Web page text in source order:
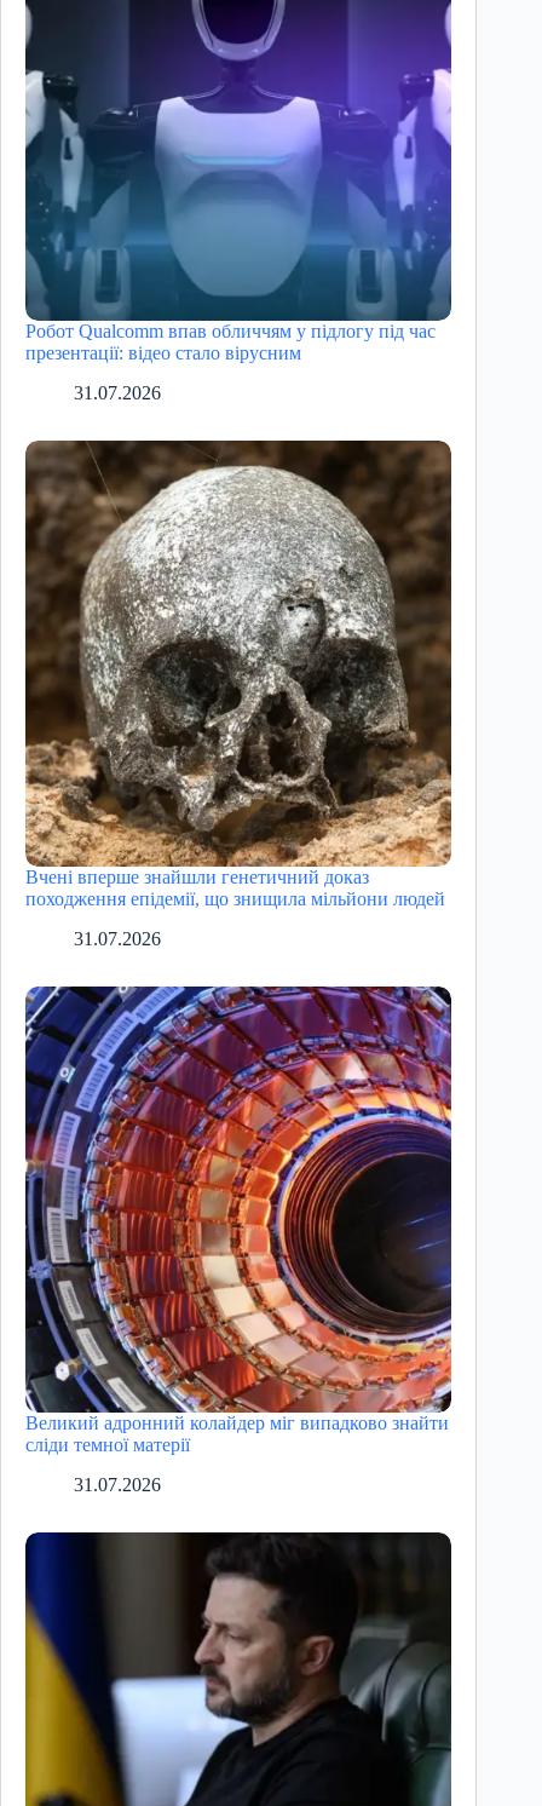
Робот Qualcomm впав обличчям у підлогу під час
презентації: відео стало вірусним
31.07.2026
Вчені вперше знайшли генетичний доказ
походження епідемії, що знищила мільйони людей
31.07.2026
Великий адронний колайдер міг випадково знайти
сліди темної матерії
31.07.2026